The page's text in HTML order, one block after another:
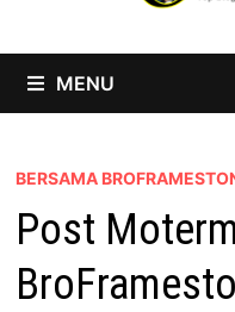
MENU
BERSAMA
Post